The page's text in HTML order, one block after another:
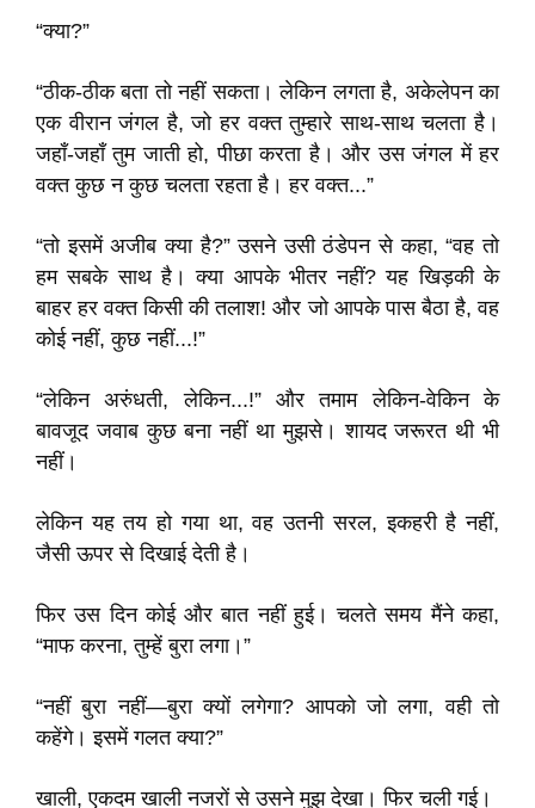
“क्या?”
“ठीक-ठीक बता तो नहीं सकता। लेकिन लगता है, अकेलेपन का
एक वीरान जंगल है, जो हर वक्त तुम्हारे साथ-साथ चलता है।
जहाँ-जहाँ तुम जाती हो, पीछा करता है। और उस जंगल में हर
वक्त कुछ न कुछ चलता रहता है। हर वक्त...”
“तो इसमें अजीब क्या है?” उसने उसी ठंडेपन से कहा, “वह तो
हम सबके साथ है। क्या आपके भीतर नहीं? यह खिड़की के
बाहर हर वक्त किसी की तलाश! और जो आपके पास बैठा है, वह
कोई नहीं, कुछ नहीं...!”
“लेकिन अरुंधती, लेकिन...!” और तमाम लेकिन-वेकिन के
बावजूद जवाब कुछ बना नहीं था मुझसे। शायद जरूरत थी भी
नहीं।
लेकिन यह तय हो गया था, वह उतनी सरल, इकहरी है नहीं,
जैसी ऊपर से दिखाई देती है।
फिर उस दिन कोई और बात नहीं हुई। चलते समय मैंने कहा,
“माफ करना, तुम्हें बुरा लगा।”
“नहीं बुरा नहीं—बुरा क्यों लगेगा? आपको जो लगा, वही तो
कहेंगे। इसमें गलत क्या?”
खाली, एकदम खाली नजरों से उसने मुझ देखा। फिर चली गई।